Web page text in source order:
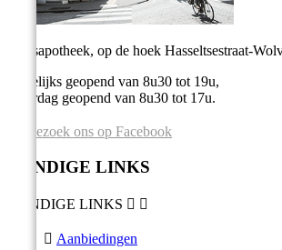
Stadsapotheek, op de hoek Hasseltsestraat-
Dagelijks geopend van 8u30 tot 19u,
Zaterdag geopend van 8u30 tot 17u.
Bezoek ons op Facebook
HANDIGE LINKS
HANDIGE LINKS  
 Aanbiedingen